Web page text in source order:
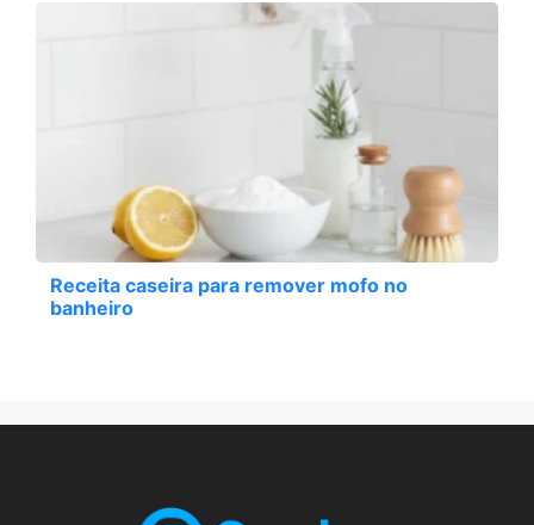
Receita caseira para remover mofo no
banheiro